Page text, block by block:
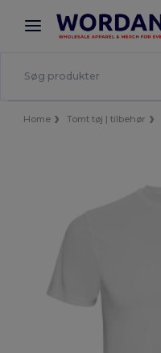
× Wordans-app
Bedre priser i appen!
Home Tomt tøj | tilbehør